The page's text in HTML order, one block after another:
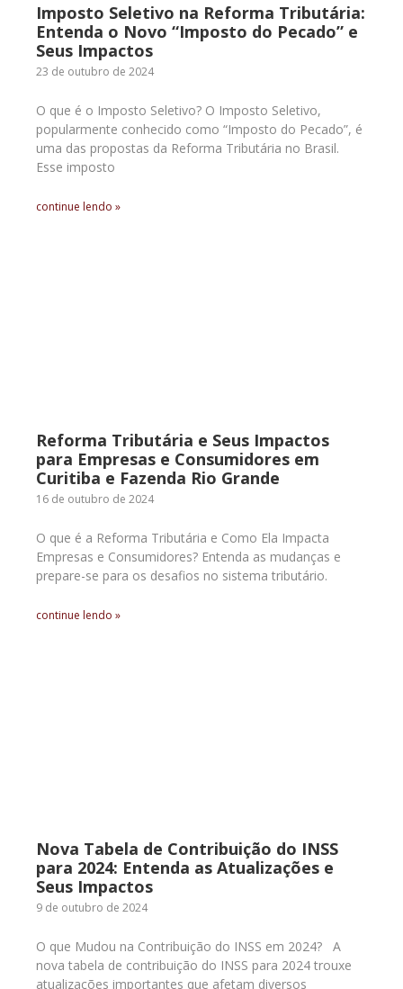
Imposto Seletivo na Reforma Tributária:
Entenda o Novo “Imposto do Pecado” e
Seus Impactos
23 de outubro de 2024
O que é o Imposto Seletivo? O Imposto Seletivo,
popularmente conhecido como “Imposto do Pecado”, é
uma das propostas da Reforma Tributária no Brasil.
Esse imposto
continue lendo »
Reforma Tributária e Seus Impactos
para Empresas e Consumidores em
Curitiba e Fazenda Rio Grande
16 de outubro de 2024
O que é a Reforma Tributária e Como Ela Impacta
Empresas e Consumidores? Entenda as mudanças e
prepare-se para os desafios no sistema tributário.
continue lendo »
Nova Tabela de Contribuição do INSS
para 2024: Entenda as Atualizações e
Seus Impactos
9 de outubro de 2024
O que Mudou na Contribuição do INSS em 2024? A
nova tabela de contribuição do INSS para 2024 trouxe
atualizações importantes que afetam diversos